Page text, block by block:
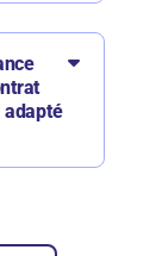
adapté